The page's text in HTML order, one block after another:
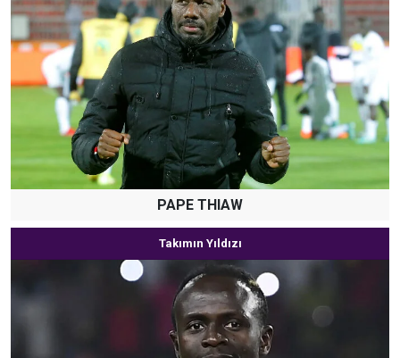
PAPE THIAW
Takımın Yıldızı